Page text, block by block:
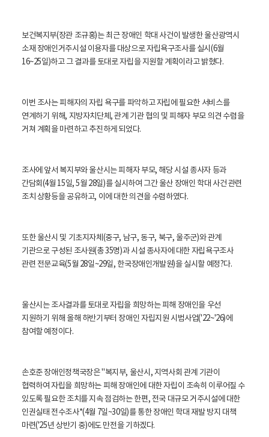
보건복지부(장관 조규홍)는 최근 장애인 학대 사건이 발생한 울산광역시
소재 장애인거주시설 이용자를 대상으로 자립욕구조사를 실시(6월
16~25일)하고 그 결과를 토대로 자립을 지원할 계획이라고 밝혔다.
이번 조사는 피해자의 자립 욕구를 파악하고 자립에 필요한 서비스를
연계하기 위해, 지방자치단체, 관계 기관 협의 및 피해자 부모 의견 수렴을
거쳐 계획을 마련하고 추진하게 되었다.
조사에 앞서 복지부와 울산시는 피해자 부모, 해당 시설 종사자 등과
간담회(4월 15일, 5월 28일)를 실시하여 그간 울산 장애인 학대 사건 관련
조치 상황등을 공유하고, 이에 대한 의견을 수렴하였다.
또한 울산시 및 기초지자체(중구, 남구, 동구, 북구, 울주군)와 관계
기관으로 구성된 조사원(총 35명)과 시설 종사자에 대한 자립욕구조사
관련 전문교육(5월 28일~29일, 한국장애인개발원)을 실시할 예정?다.
울산시는 조사결과를 토대로 자립을 희망하는 피해 장애인을 우선
지원하기 위해 올해 하반기부터 장애인 자립지원 시범사업('22~'26)에
참여할 예정이다.
손호준 장애인정책국장은 "복지부, 울산시, 지역사회 관계 기관이
협력하여 자립을 희망하는 피해 장애인에 대한 자립이 조속히 이루어질 수
있도록 필요한 조치를 지속 점검하는 한편, 전국 대규모 거주시설에 대한
인권실태 전수조사*(4월 7일~30일)를 통한 장애인 학대 재발 방지 대책
마련('25년 상반기 중)에도 만전을 기하겠다.